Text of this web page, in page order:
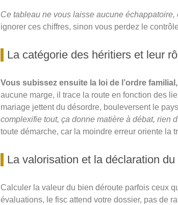
Ce tableau ne vous laisse aucune
ignorer ces chiffres, sinon vous perdez le
La catégorie des héritiers et leur
Vous subissez ensuite la loi de l’ordre
aucune marge, il trace la route en fonction des
mariage jettent du désordre, bouleversent le
complexifie tout, ça donne matière à débat, rien
toute démarche, car la moindre erreur oriente la
La valorisation et la déclaration
Calculer la valeur du bien déroute parfois ceux
évaluations, le fisc attend votre dossier, pas de